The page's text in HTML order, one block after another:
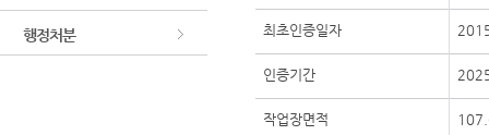
행정처분 최초인증일자
인증기간
작업장면적